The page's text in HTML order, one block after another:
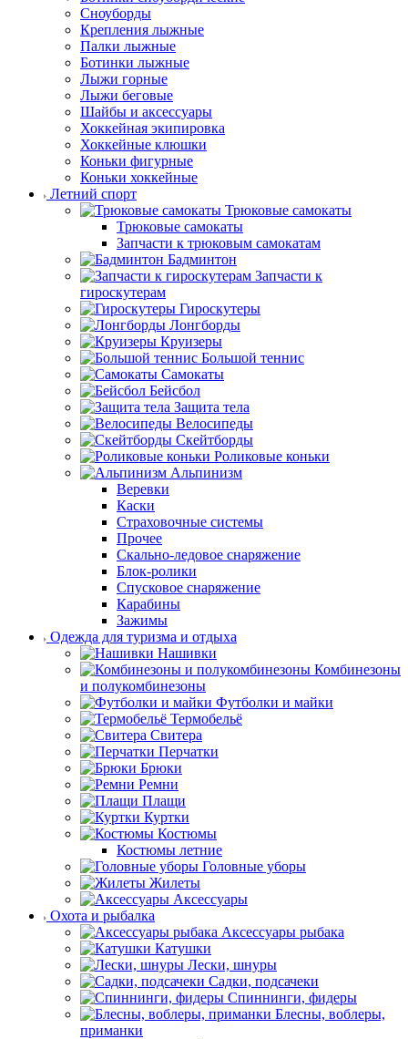
Сноуборды
Крепления лыжные
Палки лыжные
Ботинки лыжные
Лыжи горные
Лыжи беговые
Шайбы и аксессуары
Хоккейная экипировка
Хоккейные клюшки
Коньки фигурные
Коньки хоккейные
Летний спорт
Трюковые самокаты
Трюковые самокаты
Запчасти к трюковым самокатам
Бадминтон
Запчасти к
гироскутерам
Гироскутеры
Лонгборды
Круизеры
Большой теннис
Самокаты
Бейсбол
Защита тела
Велосипеды
Скейтборды
Роликовые коньки
Альпинизм
Веревки
Каски
Страховочные системы
Прочее
Скально-ледовое снаряжение
Блок-ролики
Спусковое снаряжение
Карабины
Зажимы
Одежда для туризма и отдыха
Нашивки
Комбинезоны
и полукомбинезоны
Футболки и майки
Термобельё
Свитера
Перчатки
Брюки
Ремни
Плащи
Куртки
Костюмы
Костюмы летние
Головные уборы
Жилеты
Аксессуары
Охота и рыбалка
Аксессуары рыбака
Катушки
Лески, шнуры
Садки, подсачеки
Спиннинги, фидеры
Блесны, воблеры,
приманки